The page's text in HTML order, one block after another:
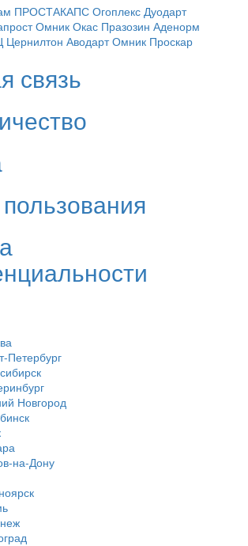
ПРОСТАКАПС Огоплекс Дуодарт
Омник Окас Празозин Аденорм
Цернилтон Аводарт Омник Проскар
связь
Петербург
Новгород
на-Дону